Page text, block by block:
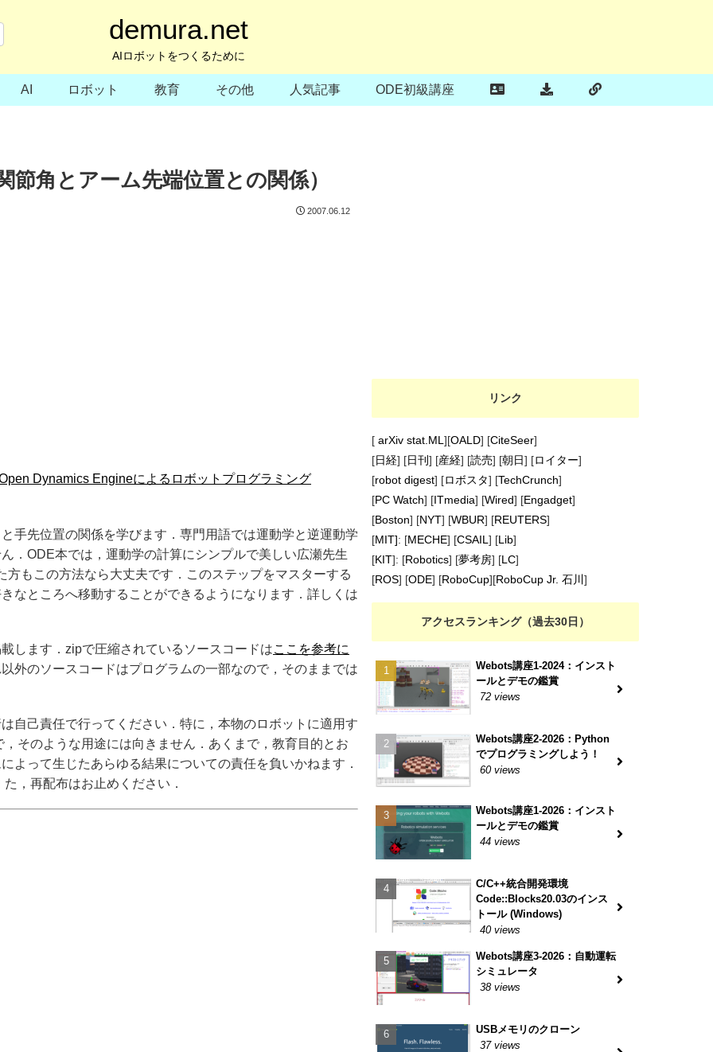
demura.net
AIロボットをつくるために
AI ロボット 教育 その他 人気記事 ODE初級講座
角とアーム先端位置との関係）
2007.06.12
Dynamics Engineによるロボットプログラミング
手先位置の関係を学びます．専門用語では運動学と逆運動学
．ODE本では，運動学の計算にシンプルで美しい広瀬先生
もこの方法なら大丈夫です．このステップをマスターする
なところへ移動することができるようになります．詳しくは
します．zipで圧縮されているソースコードはここを参考に
外のソースコードはプログラムの一部なので，そのままでは
自己責任で行ってください．特に，本物のロボットに適用す
そのような用途には向きません．あくまで，教育目的とお
よって生じたあらゆる結果についての責任を負いかねます．
，再配布はお止めください．
リンク
[ arXiv stat.ML ][OALD] [CiteSeer]
[日経] [日刊 ] [産経] [読売] [朝日] [ロイター]
[robot digest] [ロボスタ] [TechCrunch]
[PC Watch] [ITmedia] [Wired] [Engadget]
[Boston] [NYT] [WBUR] [REUTERS]
[MIT]: [MECHE] [CSAIL ] [Lib]
[KIT]: [Robotics] [夢考房] [LC]
[ROS] [ODE] [RoboCup][RoboCup Jr. 石川 ]
アクセスランキング（過去30日）
Webots講座1-2024：インスト
ールとデモの鑑賞
72 views
Webots講座2-2026：Python
でプログラミングしよう！
60 views
Webots講座1-2026：インスト
ールとデモの鑑賞
44 views
C/C++統合開発環境
Code::Blocks20.03のインス
トール (Windows)
40 views
Webots講座3-2026：自動運転
シミュレータ
38 views
USBメモリのクローン
37 views